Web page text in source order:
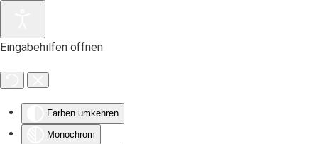
Eingabehilfen öffnen
Farben umkehren
Monochrom
Zum Hauptinhalt springen